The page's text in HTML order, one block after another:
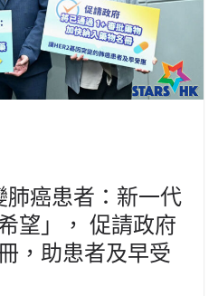
肺癌患者：新一代
望」， 促請政府
，助患者及早受